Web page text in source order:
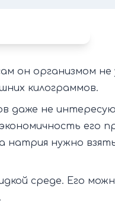
он организмом не
килограммов.
даже не
его
натрия нужно
среде. Его